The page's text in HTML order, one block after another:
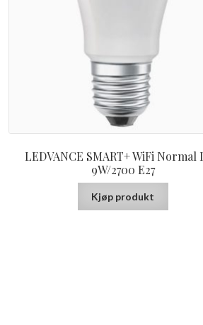
LEDVANCE SMART+ WiFi Normal
9W/2700 E27
Kjøp produkt